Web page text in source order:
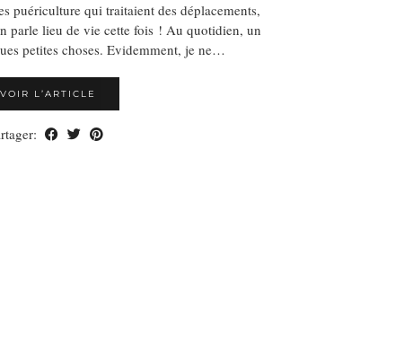
puériculture qui traitaient des déplacements,
parle lieu de vie cette fois ! Au quotidien, un
petites choses. Evidemment, je ne…
VOIR L’ARTICLE